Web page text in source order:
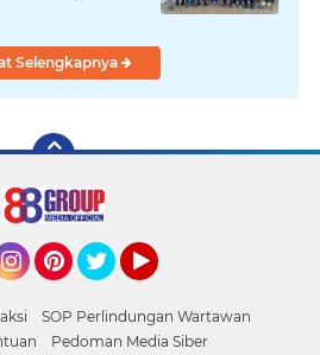
Selengkapnya
SOP Perlindungan Wartawan
Pedoman Media Siber